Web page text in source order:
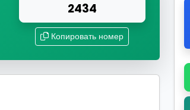
2434
Копировать номер